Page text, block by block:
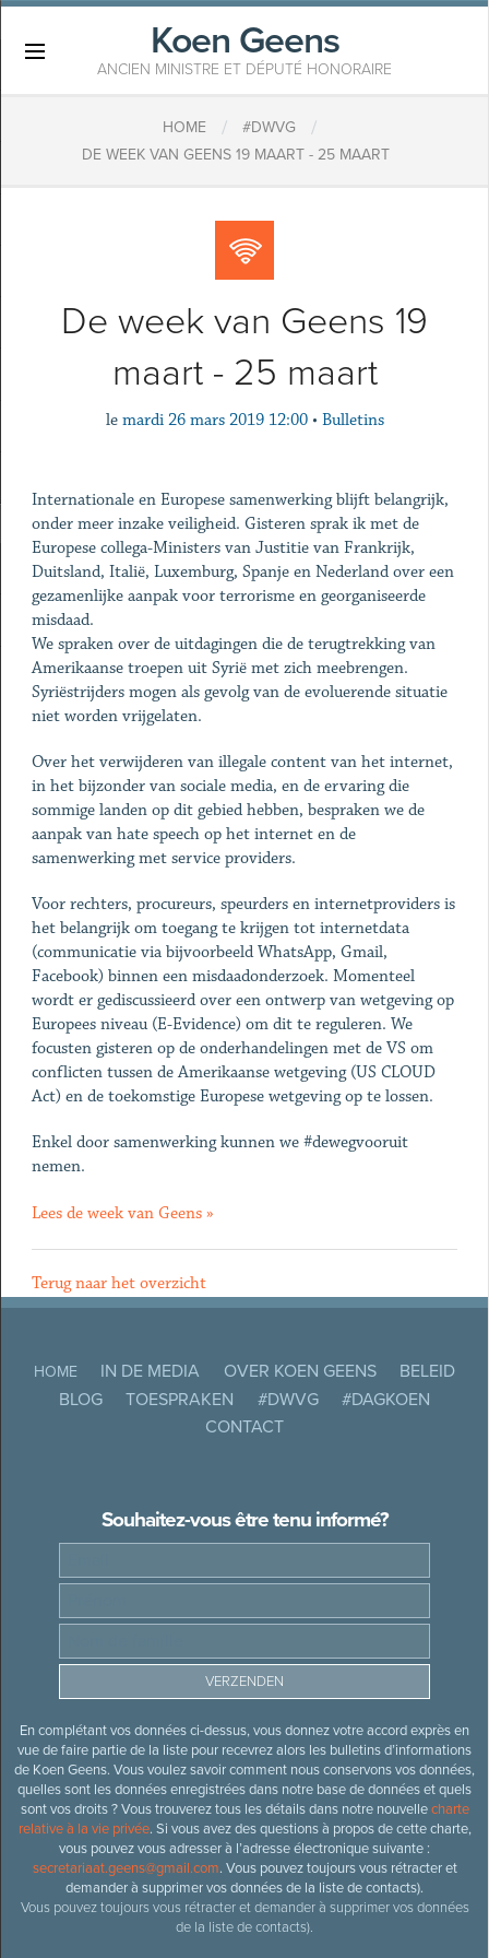
Koen Geens
ANCIEN MINISTRE ET DÉPUTÉ HONORAIRE
HOME / #DWVG /
DE WEEK VAN GEENS 19 MAART - 25 MAART
De week van Geens 19
maart - 25 maart
le mardi 26 mars 2019 12:00 • Bulletins
Internationale en Europese samenwerking blijft belangrijk,
onder meer inzake veiligheid. Gisteren sprak ik met de
Europese collega-Ministers van Justitie van Frankrijk,
Duitsland, Italië, Luxemburg, Spanje en Nederland over een
gezamenlijke aanpak voor terrorisme en georganiseerde
misdaad.
We spraken over de uitdagingen die de terugtrekking van
Amerikaanse troepen uit Syrië met zich meebrengen.
Syriëstrijders mogen als gevolg van de evoluerende situatie
niet worden vrijgelaten.
Over het verwijderen van illegale content van het internet,
in het bijzonder van sociale media, en de ervaring die
sommige landen op dit gebied hebben, bespraken we de
aanpak van hate speech op het internet en de
samenwerking met service providers.
Voor rechters, procureurs, speurders en internetproviders is
het belangrijk om toegang te krijgen tot internetdata
(communicatie via bijvoorbeeld WhatsApp, Gmail,
Facebook) binnen een misdaadonderzoek. Momenteel
wordt er gediscussieerd over een ontwerp van wetgeving op
Europees niveau (E-Evidence) om dit te reguleren. We
focusten gisteren op de onderhandelingen met de VS om
conflicten tussen de Amerikaanse wetgeving (US CLOUD
Act) en de toekomstige Europese wetgeving op te lossen.
Enkel door samenwerking kunnen we #dewegvooruit
nemen.
Lees de week van Geens »
Terug naar het overzicht
HOME IN DE MEDIA OVER KOEN GEENS
BELEID
BLOG
TOESPRAKEN #DWVG
#DAGKOEN
CONTACT
Souhaitez-vous être tenu informé?
En complétant vos données ci-dessus, vous donnez votre accord exprès en
vue de faire partie de la liste pour recevrez alors les bulletins d’informations
de Koen Geens. Vous voulez savoir comment nous conservons vos données,
quelles sont les données enregistrées dans notre base de données et quels
sont vos droits ? Vous trouverez tous les détails dans notre nouvellecharte
relative à la vie privée. Si vous avez des questions à propos de cette charte,
vous pouvez vous adresser à l’adresse électronique suivante :
secretariaat.geens@gmail.com. Vous pouvez toujours vous rétracter et
demander à supprimer vos données de la liste de contacts).
Vous pouvez toujours vous rétracter et demander à supprimer vos données
de la liste de contacts).